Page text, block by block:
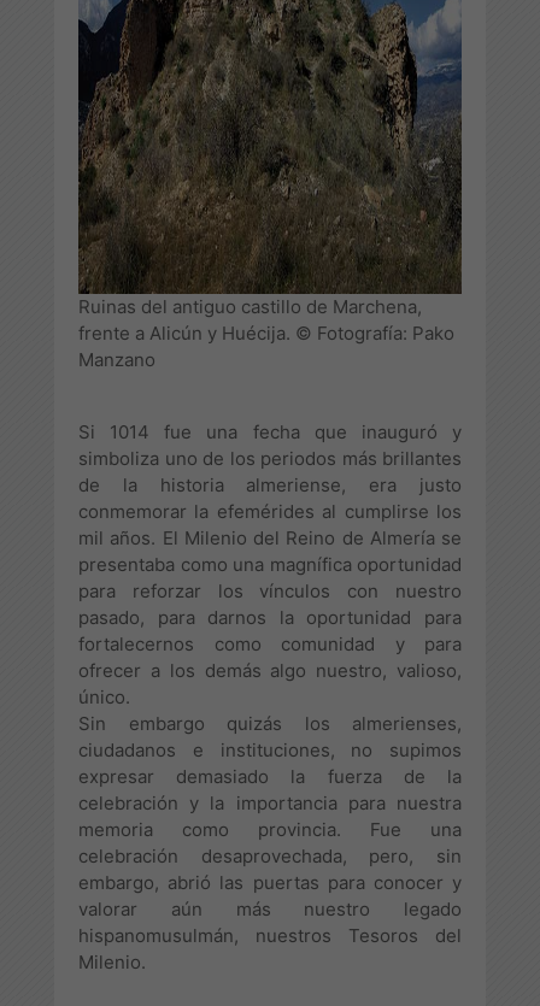
Ruinas del antiguo castillo de Marchena,
frente a Alicún y Huécija. © Fotografía: Pako
Manzano
Si 1014 fue una fecha que inauguró y
simboliza uno de los periodos más brillantes
de la historia almeriense, era justo
conmemorar la efemérides al cumplirse los
mil años. El Milenio del Reino de Almería se
presentaba como una magnífica oportunidad
para reforzar los vínculos con nuestro
pasado, para darnos la oportunidad para
fortalecernos como comunidad y para
ofrecer a los demás algo nuestro, valioso,
único.
Sin embargo quizás los almerienses,
ciudadanos e instituciones, no supimos
expresar demasiado la fuerza de la
celebración y la importancia para nuestra
memoria como provincia. Fue una
celebración desaprovechada, pero, sin
embargo, abrió las puertas para conocer y
valorar aún más nuestro legado
hispanomusulmán, nuestros Tesoros del
Milenio.